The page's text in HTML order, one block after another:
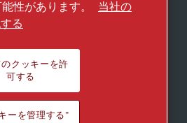
ループのウェブサイトをご
プの一員
管理する"
reserved.
性があります。
当社の
る
クッキーを許
可する
ーを管理する"